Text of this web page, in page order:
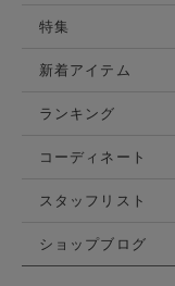
特集
新着アイテム
ランキング
コーディネート
スタッフリスト
ショップブログ